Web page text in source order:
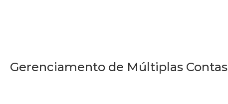
Gerenciamento de Múltiplas Contas